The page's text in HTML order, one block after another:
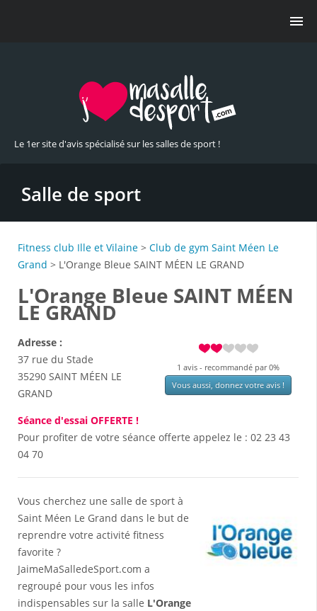
Le 1er site d'avis spécialisé sur les salles de sport !
Salle de sport
Fitness club Ille et Vilaine > Club de gym Saint Méen Le
Grand > L'Orange Bleue SAINT MÉEN LE GRAND
L'Orange Bleue SAINT MÉEN
LE GRAND
1 avis - recommandé par 0%
Vous aussi, donnez votre avis !
Adresse :
37 rue du Stade
35290 SAINT MÉEN LE
GRAND
Séance d'essai OFFERTE !
Pour profiter de votre séance offerte appelez le : 02 23 43
04 70
Vous cherchez une salle de sport à
Saint Méen Le Grand dans le but de
reprendre votre activité fitness
favorite ?
JaimeMaSalledeSport.com a
regroupé pour vous les infos
indispensables sur la salle L'Orange